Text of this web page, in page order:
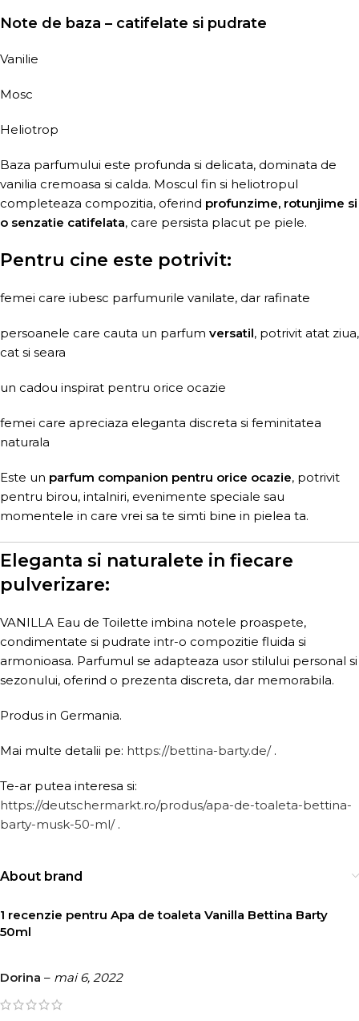
Note de baza – catifelate si pudrate
Vanilie
Mosc
Heliotrop
Baza parfumului este profunda si delicata, dominata de
vanilia cremoasa si calda. Moscul fin si heliotropul
completeaza compozitia, oferind profunzime, rotunjime si
o senzatie catifelata, care persista placut pe piele.
Pentru cine este potrivit:
femei care iubesc parfumurile vanilate, dar rafinate
persoanele care cauta un parfum versatil, potrivit atat ziua,
cat si seara
un cadou inspirat pentru orice ocazie
femei care apreciaza eleganta discreta si feminitatea
naturala
Este un parfum companion pentru orice ocazie, potrivit
pentru birou, intalniri, evenimente speciale sau
momentele in care vrei sa te simti bine in pielea ta.
Eleganta si naturalete in fiecare
pulverizare:
VANILLA Eau de Toilette imbina notele proaspete,
condimentate si pudrate intr-o compozitie fluida si
armonioasa. Parfumul se adapteaza usor stilului personal si
sezonului, oferind o prezenta discreta, dar memorabila.
Produs in Germania.
Mai multe detalii pe: https://bettina-barty.de/.
Te-ar putea interesa si:
https://deutschermarkt.ro/produs/apa-de-toaleta-bettina-
barty-musk-50-ml/.
About brand
1 recenzie pentru Apa de toaleta Vanilla Bettina Barty
50ml
Dorina – mai 6, 2022